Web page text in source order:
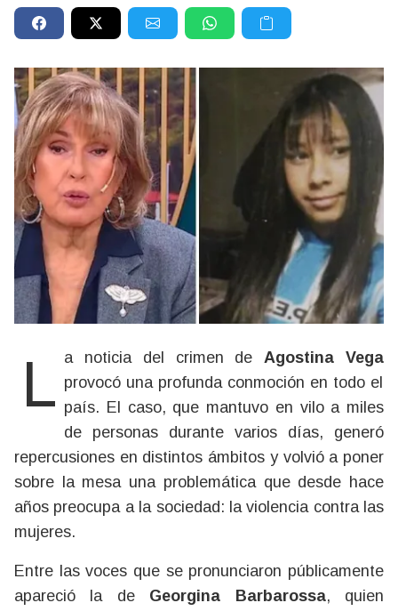
La noticia del crimen deAgostina Vega
provocó una profunda conmoción en todo el
país. El caso, que mantuvo en vilo a miles
de personas durante varios días, generó
repercusiones en distintos ámbitos y volvió a poner
sobre la mesa una problemática que desde hace
años preocupa a la sociedad: la violencia contra las
mujeres.
Entre las voces que se pronunciaron públicamente
apareció la de Georgina Barbarossa, quien